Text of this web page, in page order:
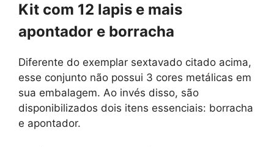
Kit com 12 lapis e mais
apontador e borracha
Diferente do exemplar sextavado citado acima,
esse conjunto não possui 3 cores metálicas em
sua embalagem. Ao invés disso, são
disponibilizados dois itens essenciais: borracha
e apontador.